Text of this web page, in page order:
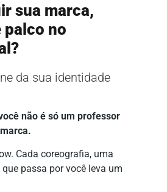
sua marca,
palco no
da sua identidade
não é só um professor
Cada coreografia, uma
passa por você leva um